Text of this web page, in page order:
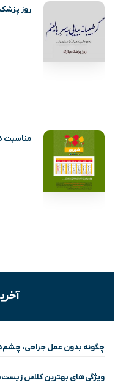
روز پزشک ۱۴۰۴ به همراه پیام تبریک
مناسبت
چگونه بدون عمل جراحی،
ویژگی‌های بهترین کلاس